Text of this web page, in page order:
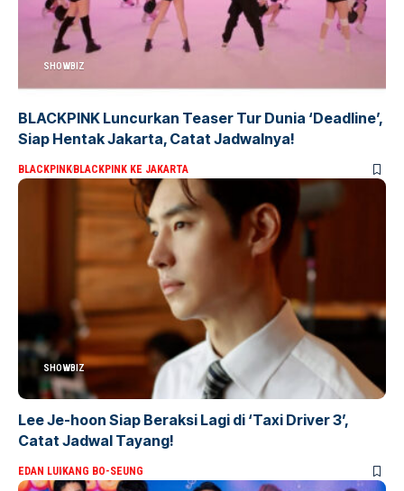
SHOWBIZ
BLACKPINK Luncurkan Teaser Tur Dunia ‘Deadline’,
Siap Hentak Jakarta, Catat Jadwalnya!
BLACKPINKBLACKPINK KE JAKARTA
SHOWBIZ
Lee Je-hoon Siap Beraksi Lagi di ‘Taxi Driver 3’,
Catat Jadwal Tayang!
EDAN LUIKANG BO-SEUNG